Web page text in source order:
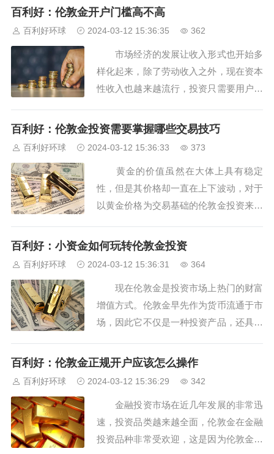
MT4、MT5及GTS等，市场有众多选择，
际性的投资产品，因此对模拟交易软件的
行情报...
百利好：伦敦金开户门槛高不高
百利好环球 2024-03-12 15:36:35 362
市场经济的发展让收入形式也开始多
样化起来，除了劳动收入之外，现在资本
性收入也越来越流行，投资只需要用户付
是金融投资具有一定的门槛，不同的投资
不高？ 大部分投资品种都具有一定的
门槛，只有符...
百利好：伦敦金投资需要掌握哪些交易技巧
百利好环球 2024-03-12 15:36:33 373
黄金的价值虽然在大体上具有稳定
性，但是其价格却一直在上下波动，对于
以黄金价格为交易基础的伦敦金投资来说
一定的交易技巧难以在市场中立足，那么
波动，而这个区间有较为明显的顶部和底
部，如果投资者...
百利好：小资金如何玩转伦敦金投资
百利好环球 2024-03-12 15:36:31 364
现在伦敦金是投资市场上热门的财富
增值方式。伦敦金早先作为货币流通于市
场，因此它不仅是一种投资产品，还具备
黄金投资成本比较高，其实不然，黄金的
敦金投资呢？ 选择合适的交易方式
伦敦金是一...
百利好：伦敦金正规开户应该怎么操作
百利好环球 2024-03-12 15:36:29 342
金融投资市场在近几年发展的非常迅
速，投资品类越来越全面，伦敦金在金融
投资品种非常受欢迎，这是因为伦敦金是